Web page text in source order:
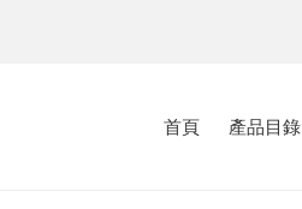
首頁 產品目錄